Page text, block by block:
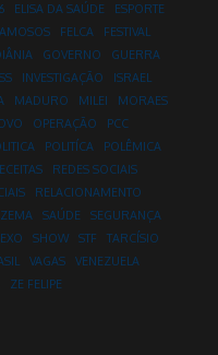
ELISA DA SAÚDE
ESPORTE
FELCA
FESTIVAL
GOVERNO
GUERRA
INVESTIGAÇÃO
ISRAEL
MADURO MILEI
MORAES
OPERAÇÃO
PCC
POLITÍCA
POLÊMICA
REDES SOCIAIS
RELACIONAMENTO
SAÚDE
SEGURANÇA
SHOW STF
TARCÍSIO
VAGAS
VENEZUELA
ZE FELIPE